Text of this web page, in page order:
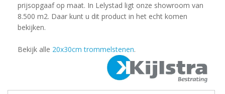
prijsopgaaf op maat. In Lelystad ligt onze showroom van
8.500 m2. Daar kunt u dit product in het echt komen
bekijken.
Bekijk alle 20x30cm trommelstenen.